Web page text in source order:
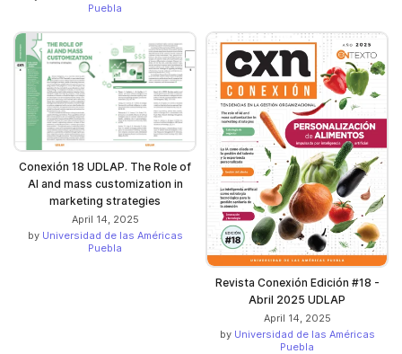
Puebla
Conexión 18 UDLAP. The Role of
AI and mass customization in
marketing strategies
April 14, 2025
by Universidad de las Américas
Puebla
Revista Conexión Edición #18 -
Abril 2025 UDLAP
April 14, 2025
by Universidad de las Américas
Puebla